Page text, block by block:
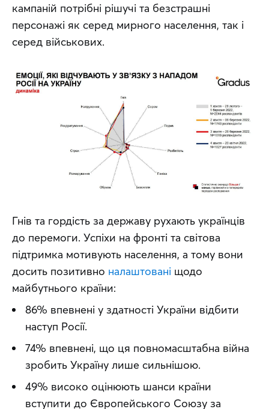
кампаній потрібні рішучі та безстрашні
персонажі як серед мирного населення, так і
серед військових.
Гнів та гордість за державу рухають українців
до перемоги. Успіхи на фронті та світова
підтримка мотивують населення, а тому вони
досить позитивно налаштовані щодо
майбутнього країни:
86% впевнені у здатності України відбити
наступ Росії.
74% впевнені, що ця повномасштабна війна
зробить Україну лише сильнішою.
49% високо оцінюють шанси країни
вступити до Європейського Союзу за